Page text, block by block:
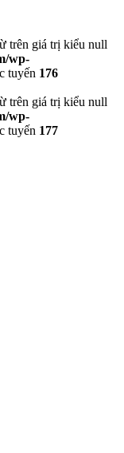
trên giá trị kiểu null
wp-
tuyến 176
trên giá trị kiểu null
wp-
tuyến 177